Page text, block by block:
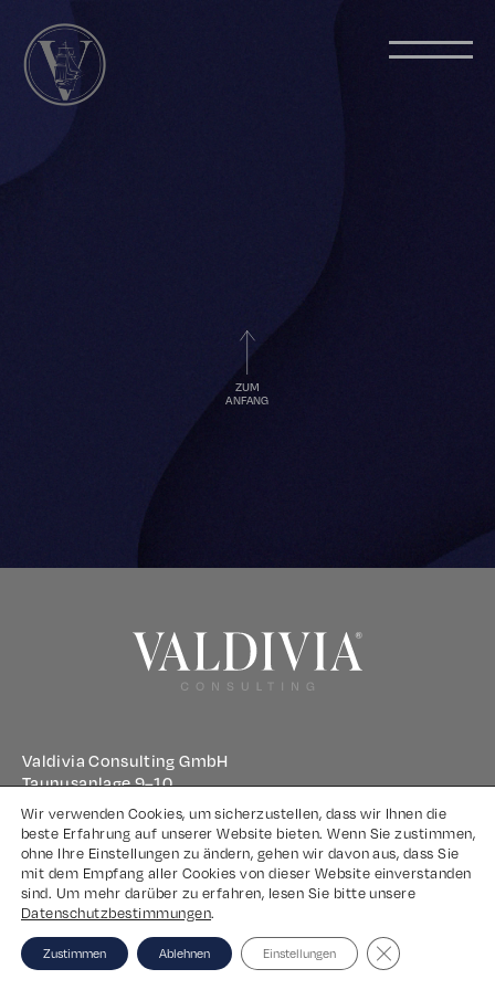
ZUM
ANFANG
Valdivia Consulting GmbH
Taunusanlage 9–10
60329 Frankfurt am Main
Impressum
Datenschutz
Wir verwenden Cookies, um sicherzustellen, dass wir Ihnen die
beste Erfahrung auf unserer Website bieten. Wenn Sie zustimmen,
ohne Ihre Einstellungen zu ändern, gehen wir davon aus, dass Sie
mit dem Empfang aller Cookies von dieser Website einverstanden
sind. Um mehr darüber zu erfahren, lesen Sie bitte unsere
Datenschutzbestimmungen.
Zustimmen Ablehnen Einstellungen Close GDPR